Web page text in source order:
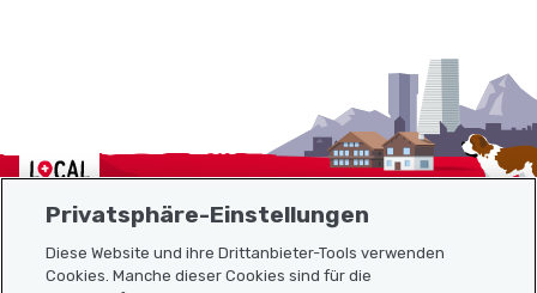
Localcities
Privatsphäre-Einstellungen
Diese Website und ihre Drittanbieter-Tools verwenden
Cookies. Manche dieser Cookies sind für die